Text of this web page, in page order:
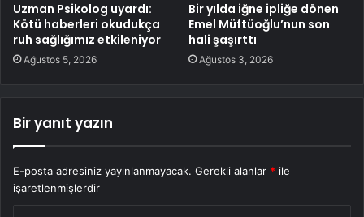
Uzman Psikolog uyardı:
Kötü haberleri okudukça
ruh sağlığımız etkileniyor
Ağustos 5, 2026
Bir yılda iğne ipliğe dönen
Emel Müftüoğlu’nun son
hali şaşırttı
Ağustos 3, 2026
Bir yanıt yazın
E-posta adresiniz yayınlanmayacak. Gerekli alanlar * ile
işaretlenmişlerdir